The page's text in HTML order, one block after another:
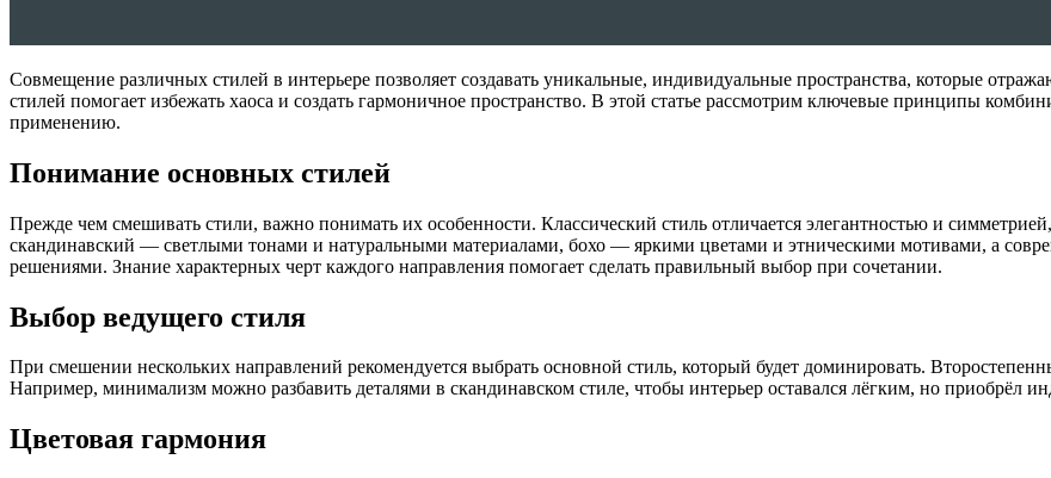
Совмещение различных стилей в интерьере позволяет создавать уникальные, индивидуальные пространства, которые
стилей помогает избежать хаоса и создать гармоничное пространство. В этой статье рассмотрим ключевые принципы
применению.
Понимание основных стилей
Прежде чем смешивать стили, важно понимать их особенности. Классический стиль отличается элегантностью и
скандинавский — светлыми тонами и натуральными материалами, бохо — яркими цветами и этническими мотивами, а
решениями. Знание характерных черт каждого направления помогает сделать правильный выбор при сочетании.
Выбор ведущего стиля
При смешении нескольких направлений рекомендуется выбрать основной стиль, который будет доминировать.
Например, минимализм можно разбавить деталями в скандинавском стиле, чтобы интерьер оставался лёгким, но приобрёл
Цветовая гармония